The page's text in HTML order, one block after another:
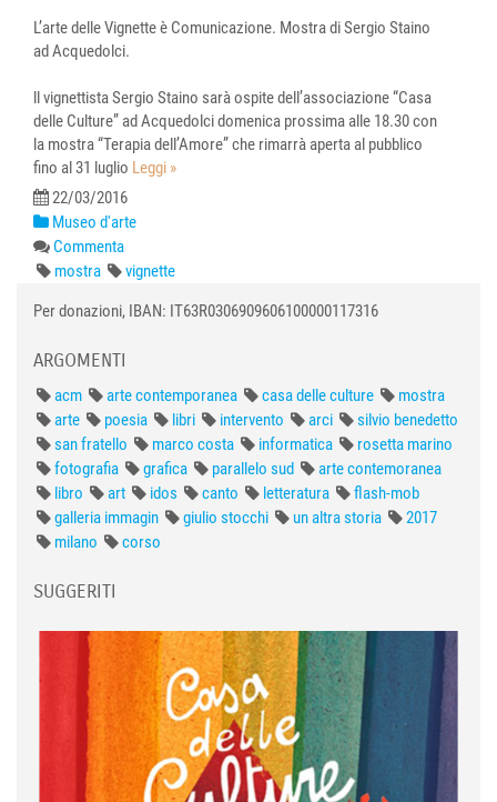
L’arte delle Vignette è Comunicazione. Mostra di Sergio Staino
ad Acquedolci.
ll vignettista Sergio Staino sarà ospite dell’associazione “Casa
delle Culture” ad Acquedolci domenica prossima alle 18.30 con
la mostra “Terapia dell’Amore” che rimarrà aperta al pubblico
fino al 31 luglio Leggi »
22/03/2016
Museo d'arte
Commenta
mostra
vignette
Per donazioni, IBAN: IT63R0306909606100000117316
ARGOMENTI
acm arte contemporanea casa delle culture
mostra
arte
poesia libri intervento arci
silvio benedetto
san fratello
marco costa informatica
rosetta marino
fotografia
grafica parallelo sud
arte contemoranea
libro
art idos canto letteratura
flash-mob
galleria immagin
giulio stocchi un altra storia
2017
milano
corso
SUGGERITI